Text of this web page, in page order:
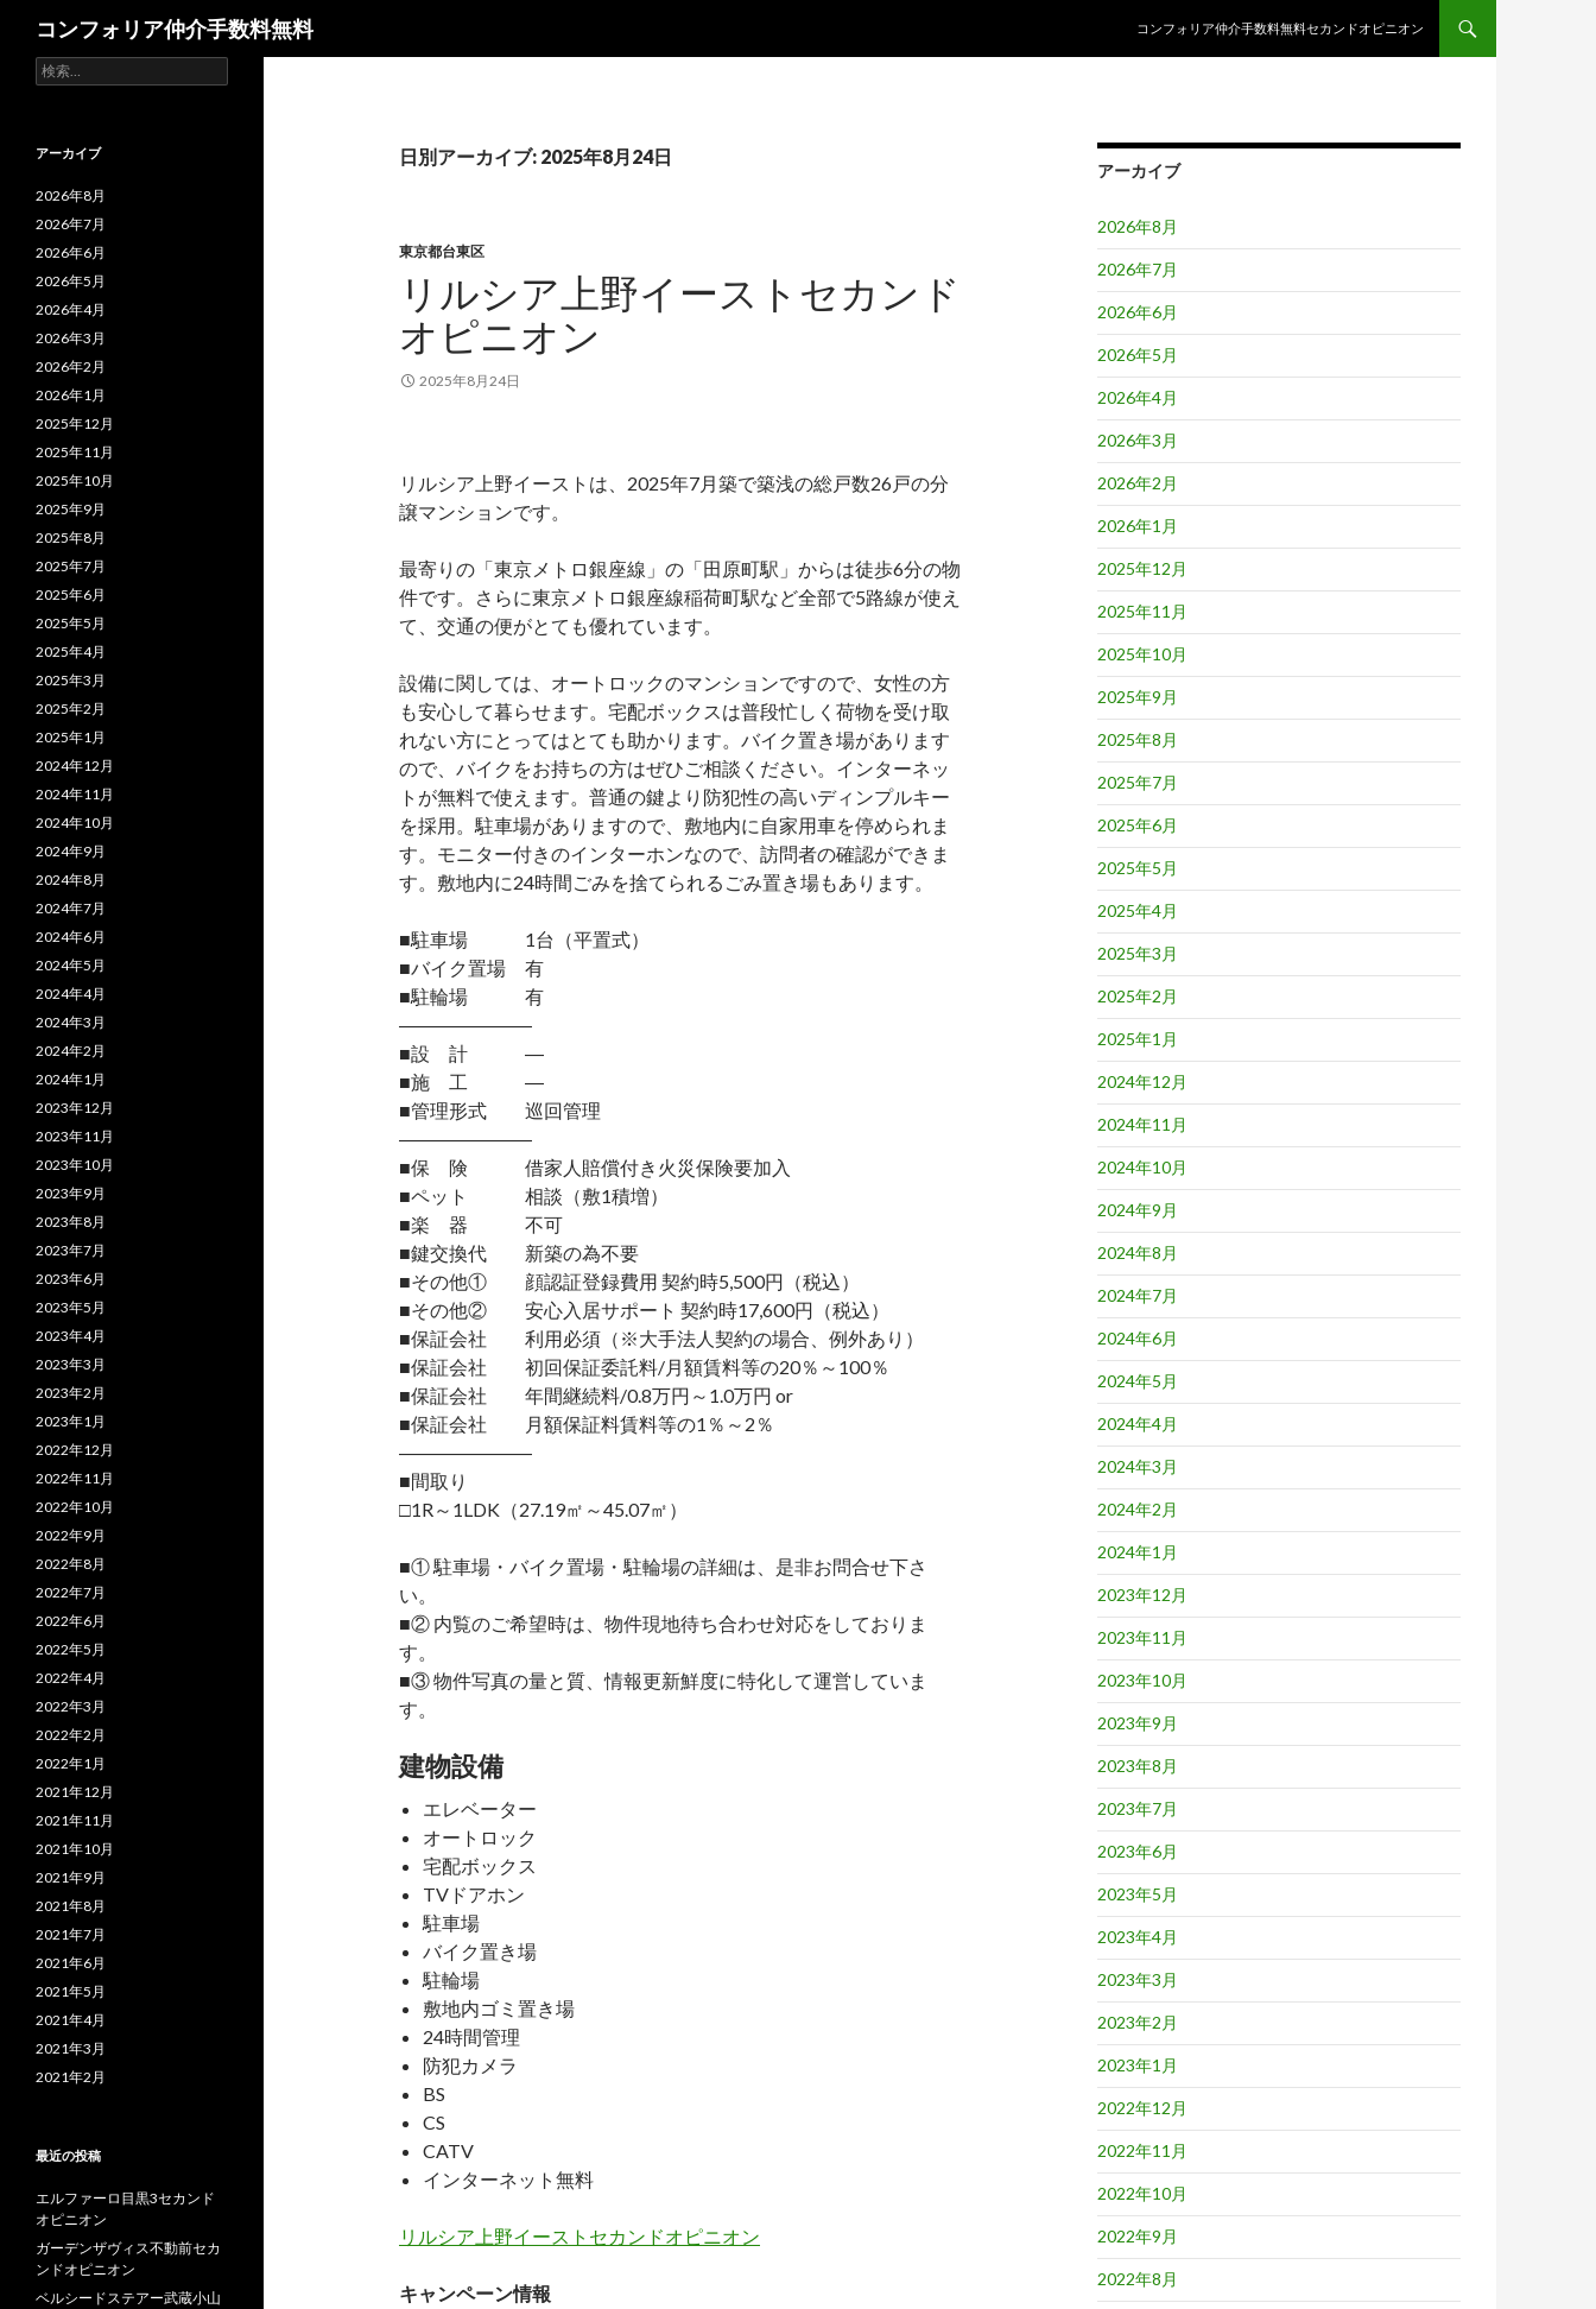
コンフォリア仲介手数料無料
コンフォリア仲介手数料無料セカンドオピニオン
日別アーカイブ: 2025年8月24日
東京都台東区
リルシア上野イーストセカンド
オピニオン
2025年8月24日
リルシア上野イーストは、2025年7月築で築浅の総戸数26戸の分
譲マンションです。
最寄りの「東京メトロ銀座線」の「田原町駅」からは徒歩6分の物
件です。さらに東京メトロ銀座線稲荷町駅など全部で5路線が使え
て、交通の便がとても優れています。
設備に関しては、オートロックのマンションですので、女性の方
も安心して暮らせます。宅配ボックスは普段忙しく荷物を受け取
れない方にとってはとても助かります。バイク置き場があります
ので、バイクをお持ちの方はぜひご相談ください。インターネッ
トが無料で使えます。普通の鍵より防犯性の高いディンプルキー
を採用。駐車場がありますので、敷地内に自家用車を停められま
す。モニター付きのインターホンなので、訪問者の確認ができま
す。敷地内に24時間ごみを捨てられるごみ置き場もあります。
■駐車場 1台（平置式）
■バイク置場 有
■駐輪場 有
―――――――
■設 計 ―
■施 工 ―
■管理形式 巡回管理
―――――――
■保 険 借家人賠償付き火災保険要加入
■ペット 相談（敷1積増）
■楽 器 不可
■鍵交換代 新築の為不要
■その他① 顔認証登録費用 契約時5,500円（税込）
■その他② 安心入居サポート 契約時17,600円（税込）
■保証会社 利用必須（※大手法人契約の場合、例外あり）
■保証会社 初回保証委託料/月額賃料等の20％～100％
■保証会社 年間継続料/0.8万円～1.0万円 or
■保証会社 月額保証料賃料等の1％～2％
―――――――
■間取り
□1R～1LDK（27.19㎡～45.07㎡）
■① 駐車場・バイク置場・駐輪場の詳細は、是非お問合せ下さ
い。
■② 内覧のご希望時は、物件現地待ち合わせ対応をしておりま
す。
■③ 物件写真の量と質、情報更新鮮度に特化して運営していま
す。
建物設備
エレベーター
オートロック
宅配ボックス
TVドアホン
駐車場
バイク置き場
駐輪場
敷地内ゴミ置き場
24時間管理
防犯カメラ
BS
CS
CATV
インターネット無料
リルシア上野イーストセカンドオピニオン
キャンペーン情報
アーカイブ
2026年8月
2026年7月
2026年6月
2026年5月
2026年4月
2026年3月
2026年2月
2026年1月
2025年12月
2025年11月
2025年10月
2025年9月
2025年8月
2025年7月
2025年6月
2025年5月
2025年4月
2025年3月
2025年2月
2025年1月
2024年12月
2024年11月
2024年10月
2024年9月
2024年8月
2024年7月
2024年6月
2024年5月
2024年4月
2024年3月
2024年2月
2024年1月
2023年12月
2023年11月
2023年10月
2023年9月
2023年8月
2023年7月
2023年6月
2023年5月
2023年4月
2023年3月
2023年2月
2023年1月
2022年12月
2022年11月
2022年10月
2022年9月
2022年8月
検
索:
アーカイブ
2026年8月
2026年7月
2026年6月
2026年5月
2026年4月
2026年3月
2026年2月
2026年1月
2025年12月
2025年11月
2025年10月
2025年9月
2025年8月
2025年7月
2025年6月
2025年5月
2025年4月
2025年3月
2025年2月
2025年1月
2024年12月
2024年11月
2024年10月
2024年9月
2024年8月
2024年7月
2024年6月
2024年5月
2024年4月
2024年3月
2024年2月
2024年1月
2023年12月
2023年11月
2023年10月
2023年9月
2023年8月
2023年7月
2023年6月
2023年5月
2023年4月
2023年3月
2023年2月
2023年1月
2022年12月
2022年11月
2022年10月
2022年9月
2022年8月
2022年7月
2022年6月
2022年5月
2022年4月
2022年3月
2022年2月
2022年1月
2021年12月
2021年11月
2021年10月
2021年9月
2021年8月
2021年7月
2021年6月
2021年5月
2021年4月
2021年3月
2021年2月
最近の投稿
エルファーロ目黒3セカンド
オピニオン
ガーデンザヴィス不動前セカ
ンドオピニオン
ベルシードステアー武蔵小山